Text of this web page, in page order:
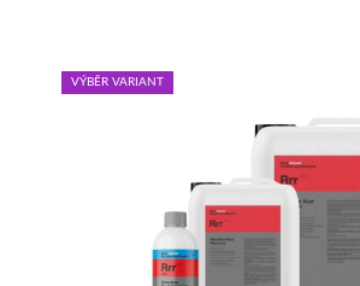
VÝBĚR VARIANT